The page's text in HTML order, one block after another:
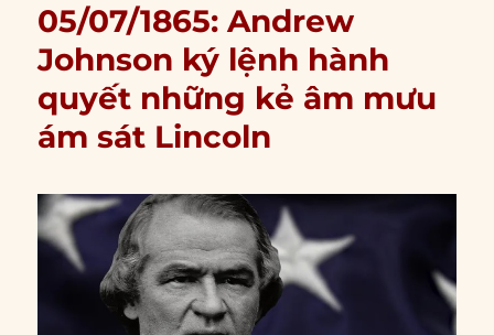
05/07/1865: Andrew
Johnson ký lệnh hành
quyết những kẻ âm mưu
ám sát Lincoln